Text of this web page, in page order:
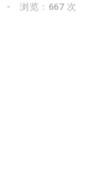
浏览：667 次